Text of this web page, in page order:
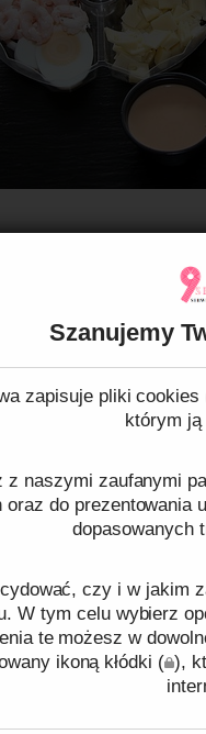
Szanujemy
zapisuje pliki
którym
naszymi zaufanymi
do
dopasowanych
czy i w jakim
W tym celu wybierz
te możesz w
ikoną kłódki ( ),
to produkty
które są lekkie,
je spotkać
mają wiele
wszystkim są one
produktów. Są